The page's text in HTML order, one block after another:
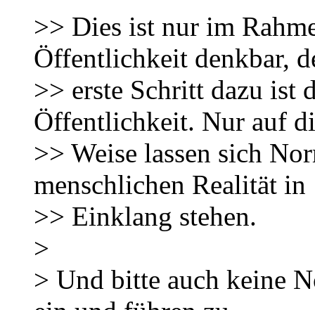
>> Dies ist nur im
Öffentlichkeit denkbar,
>> erste Schritt dazu ist
Öffentlichkeit. Nur auf
>> Weise lassen sich
menschlichen Realität in
>> Einklang stehen.
>
> Und bitte auch keine